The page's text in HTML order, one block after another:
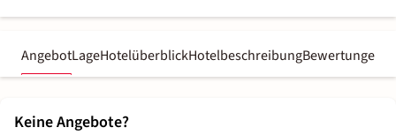
AngebotLageHotelüberblickHotelbeschreibungBewertungen
Keine Angebote?